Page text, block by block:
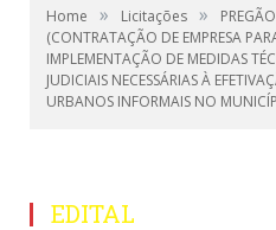
Home » Licitações »
(CONTRATAÇÃO DE EMPRESA
IMPLEMENTAÇÃO DE MEDIDAS
JUDICIAIS NECESSÁRIAS À
URBANOS INFORMAIS NO
EDITAL